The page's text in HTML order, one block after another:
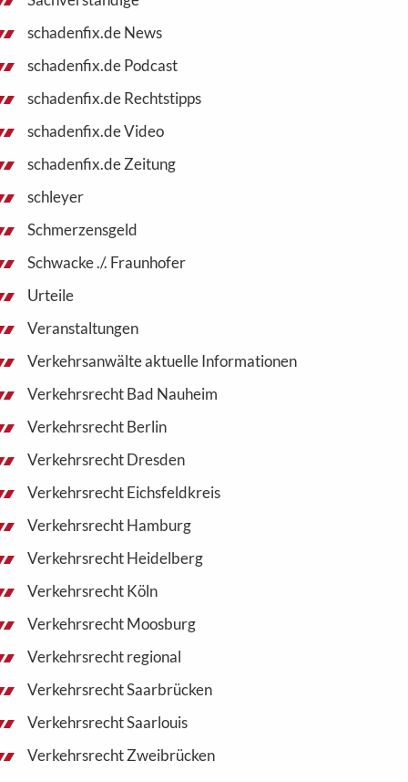
schadenfix.de News
schadenfix.de Podcast
schadenfix.de Rechtstipps
schadenfix.de Video
schadenfix.de Zeitung
schleyer
Schmerzensgeld
Schwacke ./. Fraunhofer
Urteile
Veranstaltungen
Verkehrsanwälte aktuelle Informationen
Verkehrsrecht Bad Nauheim
Verkehrsrecht Berlin
Verkehrsrecht Dresden
Verkehrsrecht Eichsfeldkreis
Verkehrsrecht Hamburg
Verkehrsrecht Heidelberg
Verkehrsrecht Köln
Verkehrsrecht Moosburg
Verkehrsrecht regional
Verkehrsrecht Saarbrücken
Verkehrsrecht Saarlouis
Verkehrsrecht Zweibrücken